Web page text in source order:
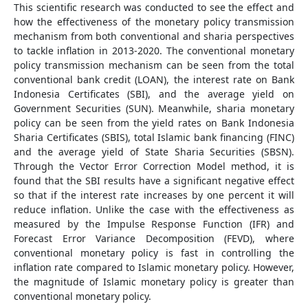
This scientific research was conducted to see the effect and
how the effectiveness of the monetary policy transmission
mechanism from both conventional and sharia perspectives
to tackle inflation in 2013-2020. The conventional monetary
policy transmission mechanism can be seen from the total
conventional bank credit (LOAN), the interest rate on Bank
Indonesia Certificates (SBI), and the average yield on
Government Securities (SUN). Meanwhile, sharia monetary
policy can be seen from the yield rates on Bank Indonesia
Sharia Certificates (SBIS), total Islamic bank financing (FINC)
and the average yield of State Sharia Securities (SBSN).
Through the Vector Error Correction Model method, it is
found that the SBI results have a significant negative effect
so that if the interest rate increases by one percent it will
reduce inflation. Unlike the case with the effectiveness as
measured by the Impulse Response Function (IFR) and
Forecast Error Variance Decomposition (FEVD), where
conventional monetary policy is fast in controlling the
inflation rate compared to Islamic monetary policy. However,
the magnitude of Islamic monetary policy is greater than
conventional monetary policy.